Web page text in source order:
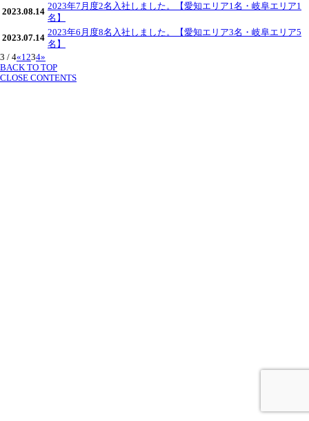
2023.08.14
2023年7月度2名入社しました。【愛知エリア1名・岐阜エリア1
名】
2023.07.14
2023年6月度8名入社しました。【愛知エリア3名・岐阜エリア5
名】
3 / 4«1234»
BACK TO TOP
CLOSE CONTENTS